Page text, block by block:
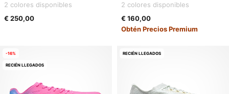
2 colores disponibles
€ 250,00
2 colores disponibles
€ 160,00
Obtén Precios Premium
-16%
RECIÉN LLEGADOS
RECIÉN LLEGADOS